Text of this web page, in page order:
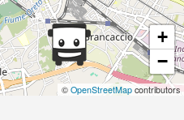
+
−
© OpenStreetMap contributors